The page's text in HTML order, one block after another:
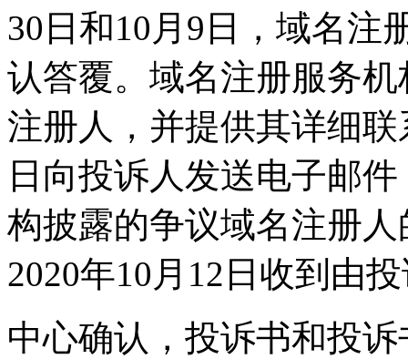
30日和10月9日，域名注
认答覆。域名注册服务
注册人，并提供其详细
日向投诉人发送电子邮
构披露的争议域名注册
2020年10月12日收到由
中心确认，投诉书和投